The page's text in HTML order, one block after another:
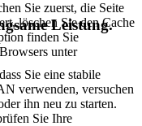
Sie zuerst, die Seite
löschen Sie den Cache
finden Sie
unter
Leistung.
Sie eine stabile
verwenden, versuchen
ihn neu zu starten.
Sie Ihre